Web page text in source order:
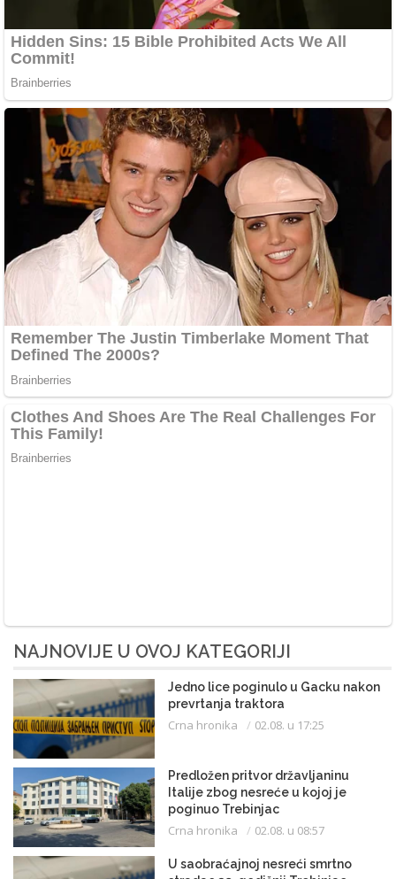
NAJNOVIJE U OVOJ KATEGORIJI
Jedno lice poginulo u Gacku nakon
prevrtanja traktora
Crna hronika 02.08. u 17:25
Predložen pritvor državljaninu
Italije zbog nesreće u kojoj je
poginuo Trebinjac
Crna hronika 02.08. u 08:57
U saobraćajnoj nesreći smrtno